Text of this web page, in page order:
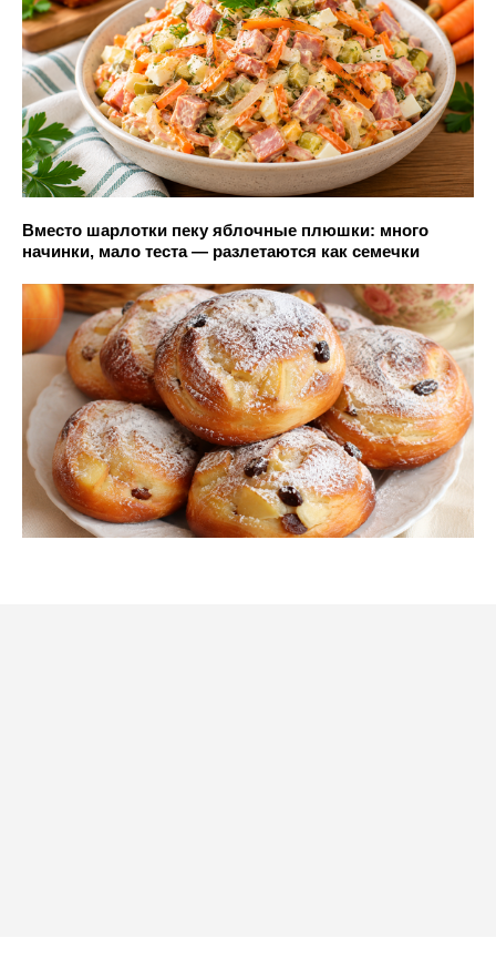
Вместо шарлотки пеку яблочные плюшки: много
начинки, мало теста — разлетаются как семечки